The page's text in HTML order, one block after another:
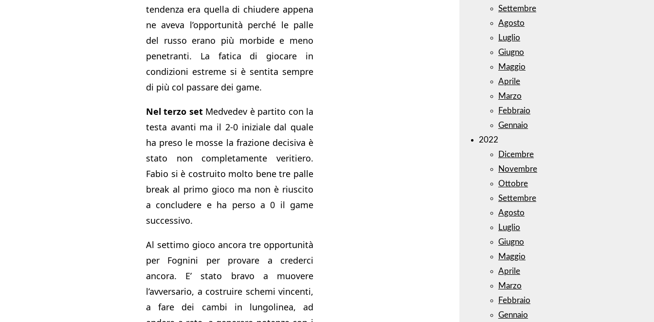
tendenza era quella di chiudere appena
ne aveva l’opportunità perché le palle
del russo erano più morbide e meno
penetranti. La fatica di giocare in
condizioni estreme si è sentita sempre
di più col passare dei game.
Nel terzo setMedvedev è partito con la
testa avanti ma il 2-0 iniziale dal quale
ha preso le mosse la frazione decisiva è
stato non completamente veritiero.
Fabio si è costruito molto bene tre palle
break al primo gioco ma non è riuscito
a concludere e ha perso a 0 il game
successivo.
Al settimo gioco ancora tre opportunità
per Fognini per provare a crederci
ancora. E’ stato bravo a muovere
l’avversario, a costruire schemi vincenti,
a fare dei cambi in lungolinea, ad
Settembre
Agosto
Luglio
Giugno
Maggio
Aprile
Marzo
Febbraio
Gennaio
2022
Dicembre
Novembre
Ottobre
Settembre
Agosto
Luglio
Giugno
Maggio
Aprile
Marzo
Febbraio
Gennaio